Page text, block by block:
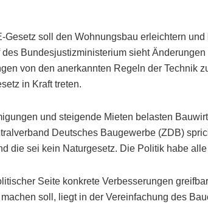
Gesetz soll den Wohnungsbau erleichtern
des Bundesjustizministerium sieht
von den anerkannten Regeln der Technik
in Kraft treten.
und steigende Mieten belasten
Deutsches Baugewerbe (ZDB)
die sei kein Naturgesetz. Die Politik habe
Seite konkrete Verbesserungen
soll, liegt in der Vereinfachung des